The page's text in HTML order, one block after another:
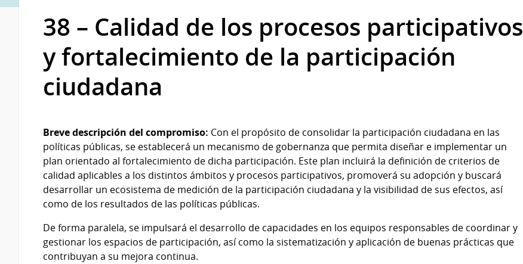
38 – Calidad de los procesos participativos
y fortalecimiento de la participación
ciudadana
Breve descripción del compromiso: Con el propósito de consolidar la participación ciudadana en las
políticas públicas, se establecerá un mecanismo de gobernanza que permita diseñar e implementar un
plan orientado al fortalecimiento de dicha participación. Este plan incluirá la definición de criterios de
calidad aplicables a los distintos ámbitos y procesos participativos, promoverá su adopción y buscará
desarrollar un ecosistema de medición de la participación ciudadana y la visibilidad de sus efectos, así
como de los resultados de las políticas públicas.
De forma paralela, se impulsará el desarrollo de capacidades en los equipos responsables de coordinar y
gestionar los espacios de participación, así como la sistematización y aplicación de buenas prácticas que
contribuyan a su mejora continua.